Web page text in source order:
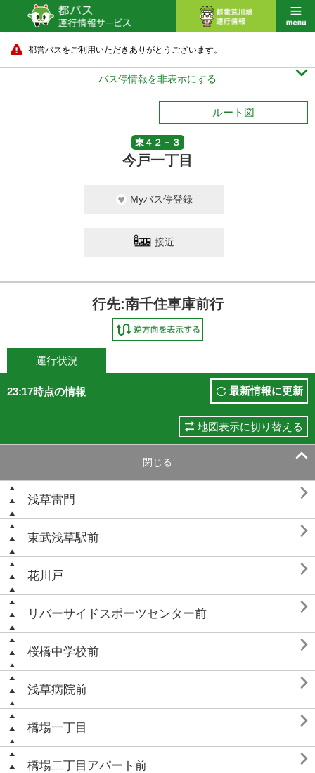
都営バスをご利用いただきありがとうございます。
バス停情報を非表示にする 
ルート図
東４２－３
今戸一丁目
Myバス停登録
接近
行先:南千住車庫前行
運行状況
23:17時点の情報 最新情報に更新
地図表示に切り替える
閉じる 
浅草雷門 
東武浅草駅前 
花川戸 
リバーサイドスポーツセンター前 
桜橋中学校前 
浅草病院前 
橋場一丁目 
橋場二丁目アパート前 